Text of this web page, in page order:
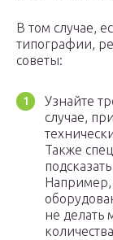
В том случае,
типографии,
советы:
Узнайте
случае,
Также
Например,
не делать